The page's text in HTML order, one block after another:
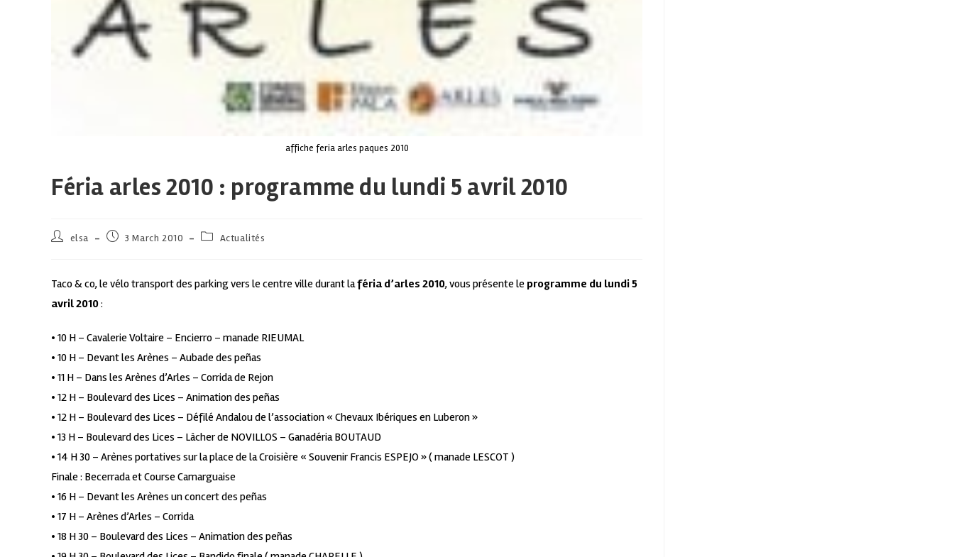
affiche feria arles paques 2010
Féria arles 2010 : programme du lundi 5 avril 2010
elsa 3 March 2010 Actualités
Taco & co, le vélo transport des parking vers le centre ville durant laféria d’arles 2010, vous présente le programme du lundi 5
avril 2010:
• 10 H – Cavalerie Voltaire – Encierro – manade RIEUMAL
• 10 H – Devant les Arènes – Aubade des peñas
• 11 H – Dans les Arènes d’Arles – Corrida de Rejon
• 12 H – Boulevard des Lices – Animation des peñas
• 12 H – Boulevard des Lices – Défilé Andalou de l’association « Chevaux Ibériques en Luberon »
• 13 H – Boulevard des Lices – Lâcher de NOVILLOS – Ganadéria BOUTAUD
• 14 H 30 – Arènes portatives sur la place de la Croisière « Souvenir Francis ESPEJO » ( manade LESCOT )
Finale : Becerrada et Course Camarguaise
• 16 H – Devant les Arènes un concert des peñas
• 17 H – Arènes d’Arles – Corrida
• 18 H 30 – Boulevard des Lices – Animation des peñas